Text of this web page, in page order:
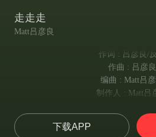
走走走
Matt吕彦良
作词 : 吕彦良/
作曲 : 吕彦良
编曲 : Matt吕
制作人 : Matt吕
我开始了自己
的生活 属于我
下载APP